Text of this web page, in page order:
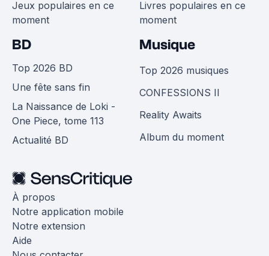
Jeux populaires en ce
moment
Livres populaires en ce
moment
BD
Top 2026 BD
Une fête sans fin
La Naissance de Loki -
One Piece, tome 113
Actualité BD
Musique
Top 2026 musiques
CONFESSIONS II
Reality Awaits
Album du moment
À propos
Notre application mobile
Notre extension
Aide